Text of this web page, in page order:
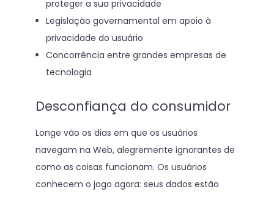
proteger a sua privacidade
Legislação governamental em apoio à
privacidade do usuário
Concorrência entre grandes empresas de
tecnologia
Desconfiança do consumidor
Longe vão os dias em que os usuários
navegam na Web, alegremente ignorantes de
como as coisas funcionam. Os usuários
conhecem o jogo agora: seus dados estão